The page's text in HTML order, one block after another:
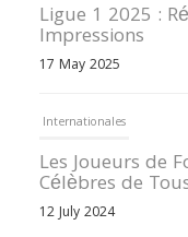
Ligue 1 2025 :
Impressions
17 May 2025
Internationales
Les Joueurs de
Célèbres de
12 July 2024